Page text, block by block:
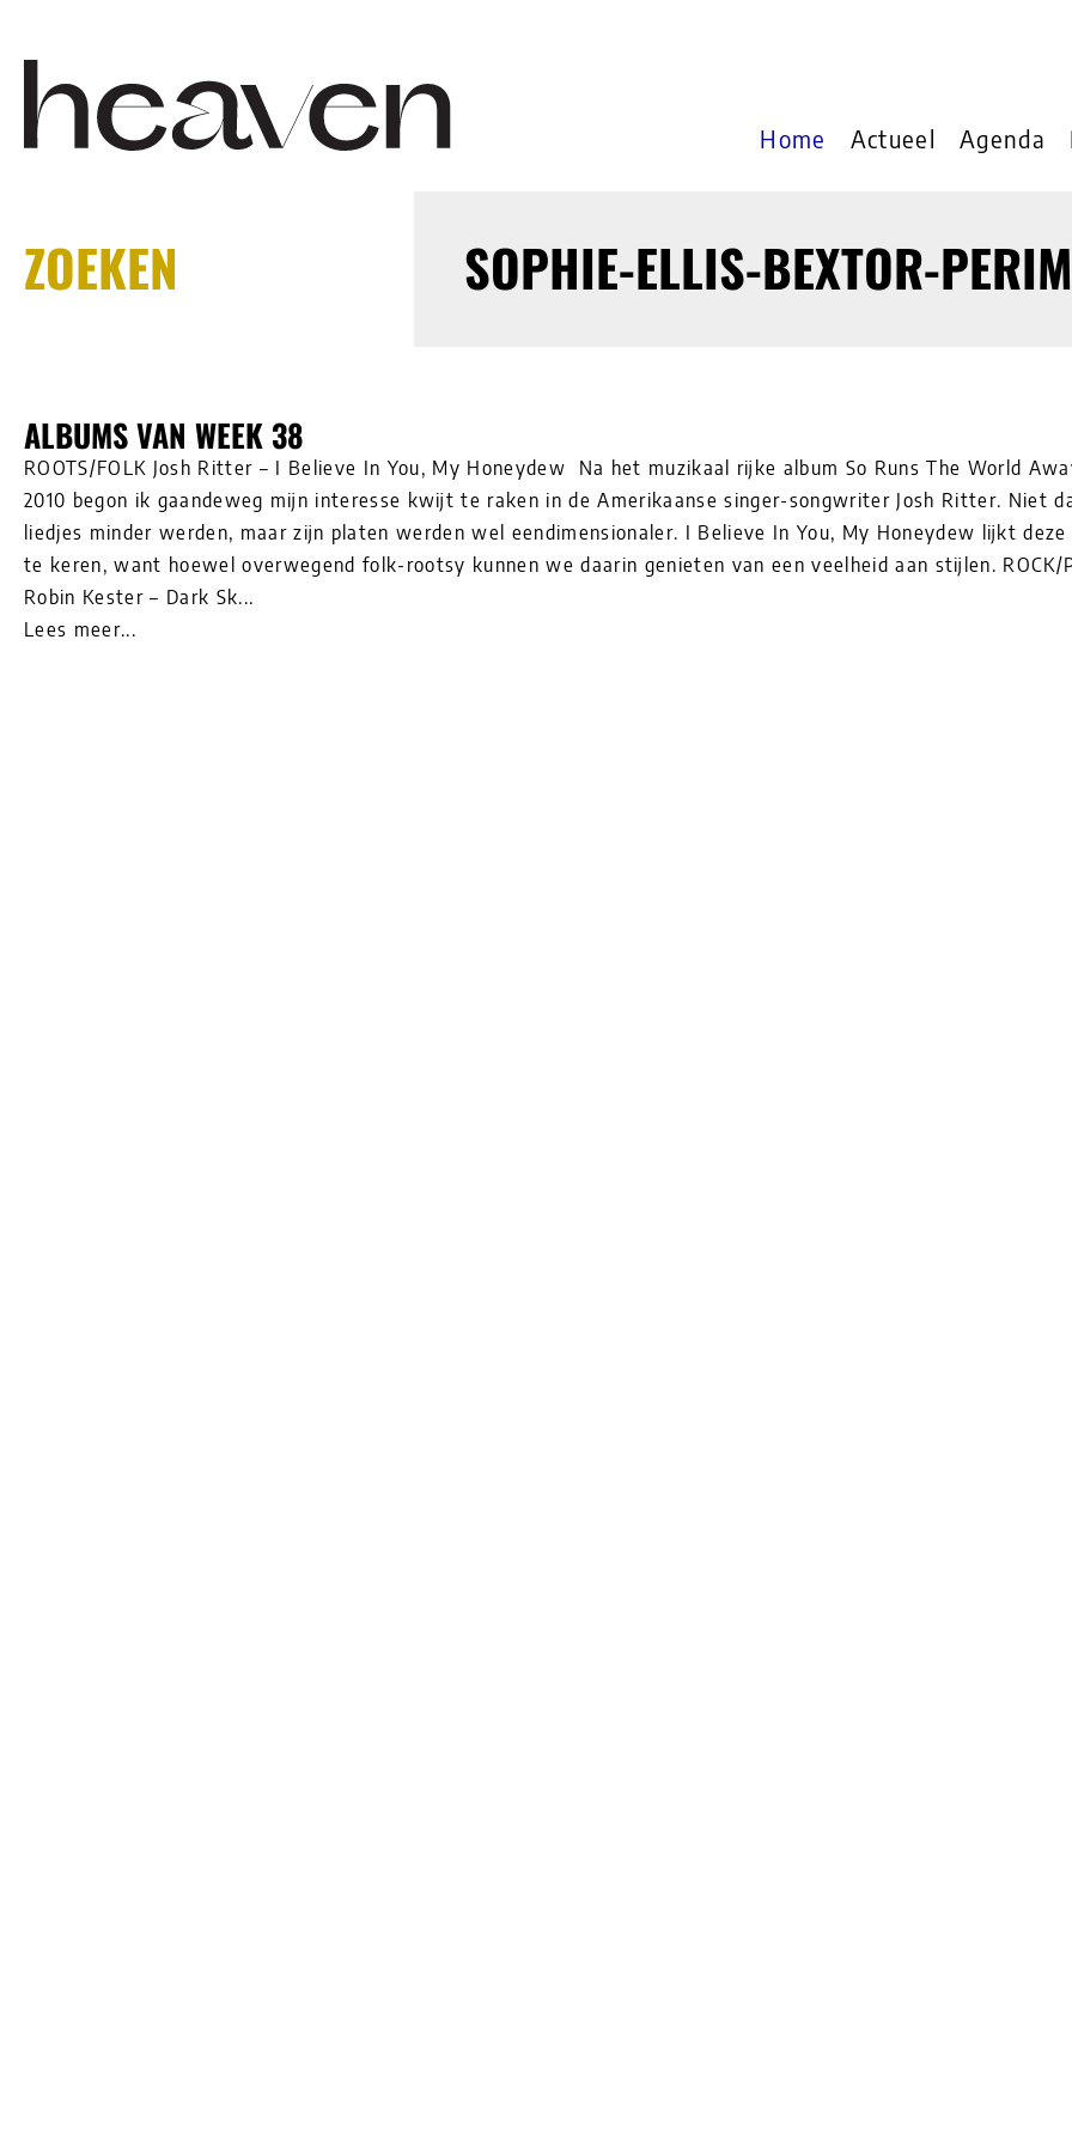
Home Actueel Agenda
ZOEKEN SOPHIE-ELLIS-BEXTOR-
ALBUMS VAN WEEK 38
ROOTS/FOLK Josh Ritter – I Believe In You, My Honeydew Na het muzikaal rijke album So Runs The World
2010 begon ik gaandeweg mijn interesse kwijt te raken in de Amerikaanse singer-songwriter Josh Ritter. Niet
liedjes minder werden, maar zijn platen werden wel eendimensionaler. I Believe In You, My Honeydew lijkt
te keren, want hoewel overwegend folk-rootsy kunnen we daarin genieten van een veelheid aan stijlen. ROCK/
Robin Kester – Dark Sk...
Lees meer...